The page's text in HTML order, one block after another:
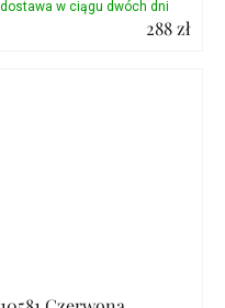
288 zł